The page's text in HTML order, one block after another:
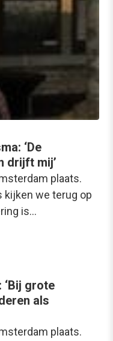
‘De
drijft mij’
plaats.
kijken we terug op
is…
grote
als
plaats.